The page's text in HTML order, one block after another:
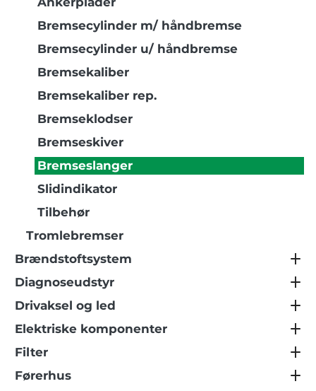
Bremsecylinder m/ håndbremse
Bremsecylinder u/ håndbremse
Bremsekaliber
Bremsekaliber rep.
Bremseklodser
Bremseskiver
Bremseslanger
Slidindikator
Tilbehør
Tromlebremser
Brændstoftsystem
Diagnoseudstyr
Drivaksel og led
Elektriske komponenter
Filter
Førerhus